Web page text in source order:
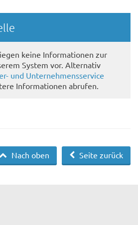
keine Informationen zur
System vor. Alternativ
und Unternehmensservice
Informationen abrufen.
Seite zurück
Nach oben